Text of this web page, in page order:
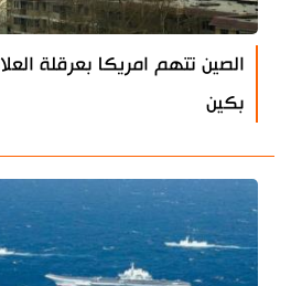
الصين تتهم امريكا بعرقلة
بكين